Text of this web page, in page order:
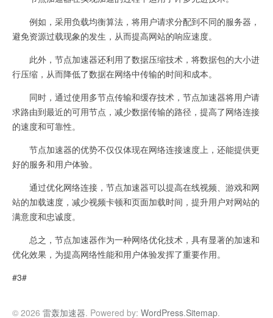
例如，采用负载均衡算法，将用户请求分配到不同的服务器，
避免资源过载现象的发生，从而提高网站的响应速度。
此外，节点加速器还利用了数据压缩技术，将数据包的大小进
行压缩，从而降低了数据在网络中传输的时间和成本。
同时，通过使用多节点传输和缓存技术，节点加速器将用户请
求路由到最近的可用节点，减少数据传输的路径，提高了网络连接
的速度和可靠性。
节点加速器的优势不仅仅体现在网络连接速度上，还能提供更
好的服务和用户体验。
通过优化网络连接，节点加速器可以提高在线视频、游戏和网
站的加载速度，减少视频卡顿和页面加载时间，提升用户对网站的
满意度和忠诚度。
总之，节点加速器作为一种网络优化技术，具有显著的加速和
优化效果，为提高网络性能和用户体验发挥了重要作用。
#3#
© 2026 雷轰加速器. Powered by: WordPress.Sitemap.